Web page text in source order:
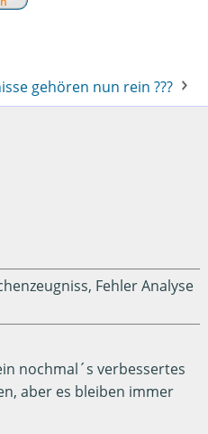
gehören nun rein ???
Fehler Analyse
nochmal´s verbessertes
aber es bleiben immer